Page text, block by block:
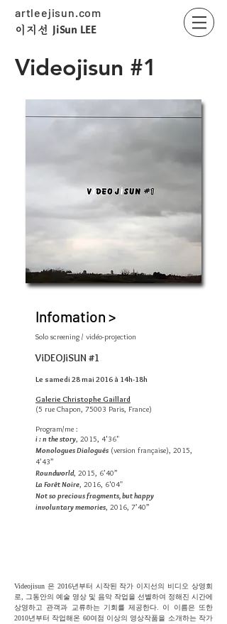
artleejisun.com
​이지선 JiSun LEE
Videojisun #1
Infomation >
Solo screening / vidéo-projection
ViDEOJiSUN #1
Le samedi 28 mai 2016 à 14h-18h
Galerie Christophe Gaillard
​(5 rue Chapon, 75003 Paris, France)
Program/me :
i : n the story, 2015, 4'36"
Monologues Dialogués (version française), 2015,
4’43”
Roundworld, 2015, 6’40”
La Forêt Noire, 2016, 6'04"
Not so precious fragments, but happy
involuntary memories, 2016, 7’40”
Videojisun 은 2016년부터 시작된 작가 이지선의 비디오 상영회
로, 그동안의 예술 영상 및 음악 작업을 선별하여 정해진 시간에
상영하고 관객과 교류하는 기회를 제공한다. 이 이름은 또한
2010년부터 작업해온 60여점 이상의 영상작품을 소개하는 작가